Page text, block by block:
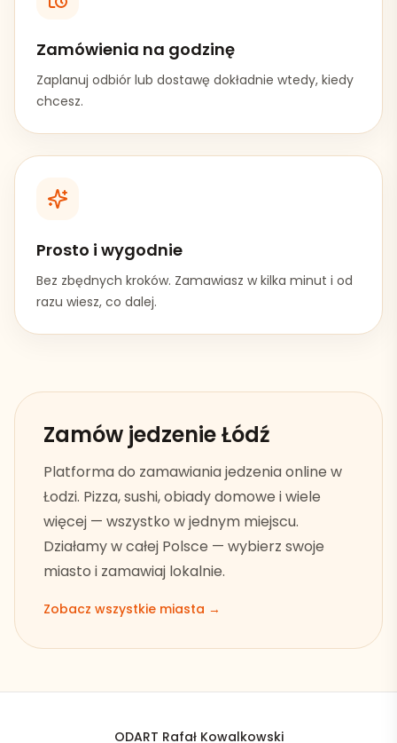
Zamówienia na godzinę
Zaplanuj odbiór lub dostawę dokładnie wtedy, kiedy
chcesz.
Prosto i wygodnie
Bez zbędnych kroków. Zamawiasz w kilka minut i od
razu wiesz, co dalej.
Zamów jedzenieŁódź
Platforma do zamawiania jedzenia online w
Łodzi. Pizza, sushi, obiady domowe i wiele
więcej — wszystko w jednym miejscu.
Działamy w całej Polsce — wybierz swoje
miasto i zamawiaj lokalnie.
Zobacz wszystkie miasta →
ODART Rafał Kowalkowski